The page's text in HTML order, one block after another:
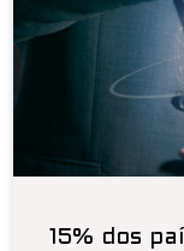
15% dos